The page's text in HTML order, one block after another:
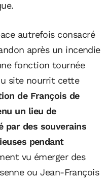
autrefois consacré
après un incendie
fonction tournée
site nourrit cette
de François de
un lieu de
par des souverains
pendant
vu émerger des
ouJean-François